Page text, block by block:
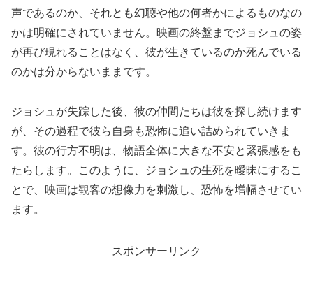
声であるのか、それとも幻聴や他の何者かによるものなの
かは明確にされていません。映画の終盤までジョシュの姿
が再び現れることはなく、彼が生きているのか死んでいる
のかは分からないままです。
ジョシュが失踪した後、彼の仲間たちは彼を探し続けます
が、その過程で彼ら自身も恐怖に追い詰められていきま
す。彼の行方不明は、物語全体に大きな不安と緊張感をも
たらします。このように、ジョシュの生死を曖昧にするこ
とで、映画は観客の想像力を刺激し、恐怖を増幅させてい
ます。
スポンサーリンク